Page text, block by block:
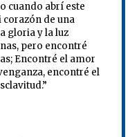
cuando abrí este
de una
gloria y la luz
pero encontré
Encontré el amor
encontré el